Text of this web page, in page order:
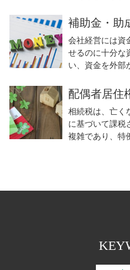
補助金・助
会社経営には資
せるのに十分な
い、資金を外
配偶者居住
相続税は、亡く
に基づいて課税
複雑であり、